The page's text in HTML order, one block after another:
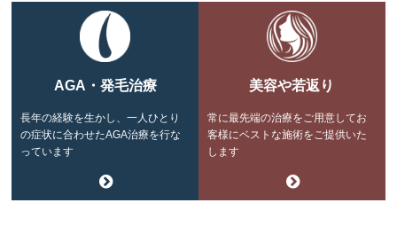
AGA・発毛治療
長年の経験を生かし、一人ひとり
の症状に合わせたAGA治療を行な
っています
美容や若返り
常に最先端の治療をご用意してお
客様にベストな施術をご提供いた
します